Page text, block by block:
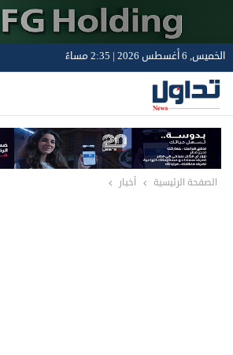
الخميس, 6 أغسطس 2026 | 2:35 مساءً
الصفحة الرئيسية أخبار